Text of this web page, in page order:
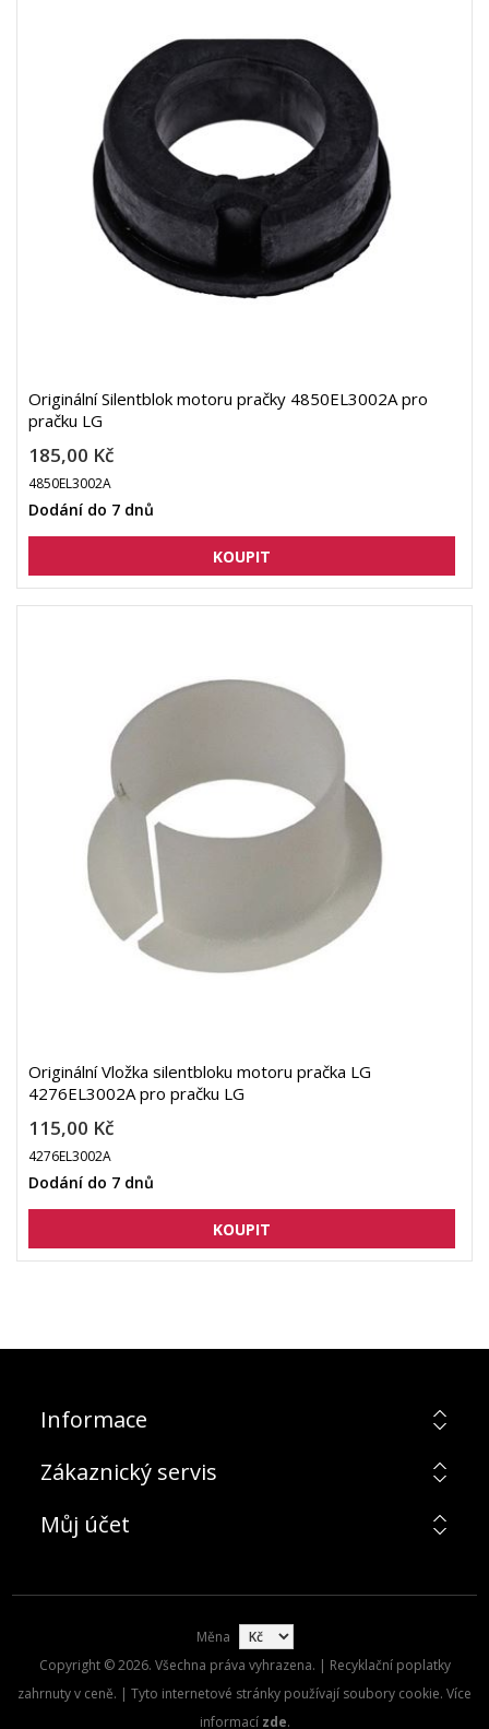
Originální Silentblok motoru pračky 4850EL3002A pro
pračku LG
185,00 Kč
4850EL3002A
Dodání do 7 dnů
Originální Vložka silentbloku motoru pračka LG
4276EL3002A pro pračku LG
115,00 Kč
4276EL3002A
Dodání do 7 dnů
Informace
Zákaznický servis
Můj účet
Měna
Copyright © 2026. Všechna práva vyhrazena. | Recyklační poplatky
zahrnuty v ceně. | Tyto internetové stránky používají soubory cookie. Více
informací zde.